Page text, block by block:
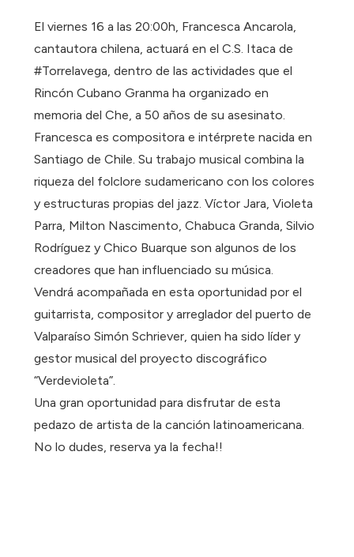
El viernes 16 a las 20:00h, Francesca Ancarola,
cantautora chilena, actuará en el C.S. Itaca de
#Torrelavega, dentro de las actividades que el
Rincón Cubano Granma ha organizado en
memoria del Che, a 50 años de su asesinato.
Francesca es compositora e intérprete nacida en
Santiago de Chile. Su trabajo musical combina la
riqueza del folclore sudamericano con los colores
y estructuras propias del jazz. Víctor Jara, Violeta
Parra, Milton Nascimento, Chabuca Granda, Silvio
Rodríguez y Chico Buarque son algunos de los
creadores que han influenciado su música.
Vendrá acompañada en esta oportunidad por el
guitarrista, compositor y arreglador del puerto de
Valparaíso Simón Schriever, quien ha sido líder y
gestor musical del proyecto discográfico
“Verdevioleta”.
Una gran oportunidad para disfrutar de esta
pedazo de artista de la canción latinoamericana.
No lo dudes, reserva ya la fecha!!